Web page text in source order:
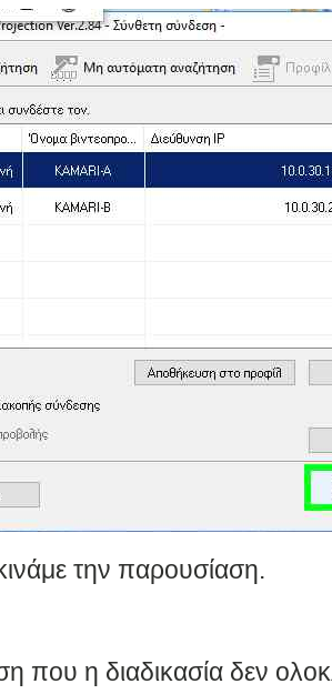
την παρουσίαση.
που η διαδικασία δεν